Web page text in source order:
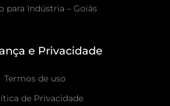
para Indústria – Goiás
e Privacidade
Termos de uso
de Privacidade